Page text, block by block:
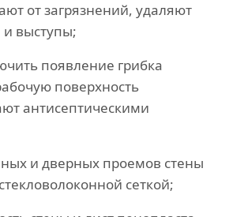
от загрязнений, удаляют
и выступы;
появление грибка
поверхность
антисептическими
и дверных проемов стены
сеткой;